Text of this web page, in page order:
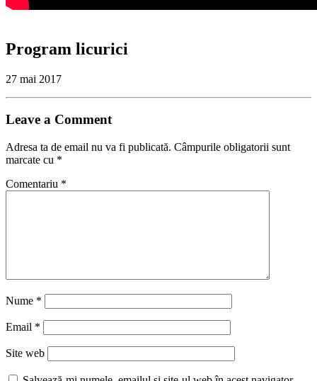
Program licurici
27 mai 2017
Leave a Comment
Adresa ta de email nu va fi publicată. Câmpurile obligatorii sunt
marcate cu *
Comentariu *
Nume *
Email *
Site web